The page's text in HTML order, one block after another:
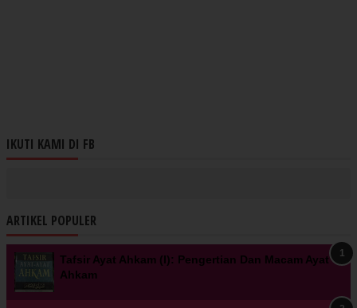
IKUTI KAMI DI FB
ARTIKEL POPULER
Tafsir Ayat Ahkam (I): Pengertian Dan Macam Ayat
Ahkam